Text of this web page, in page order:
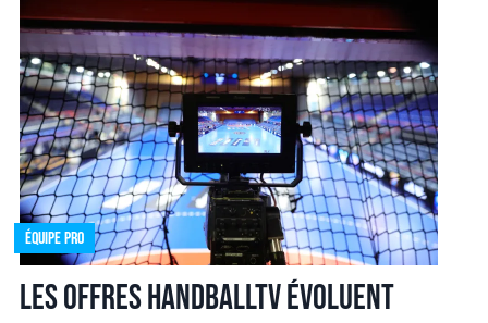
Équipe pro
Les offres HandballTV évoluent